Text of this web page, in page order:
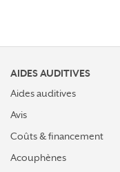
Réapprendre à
Dix conseils pour
également une
Piles d’aides
vous avez
AIDES AUDITIVES
Aides auditives
Avis
Coûts & financement
Acouphènes